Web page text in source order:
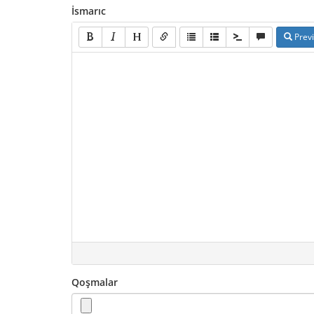
İsmarıc
Qoşmalar